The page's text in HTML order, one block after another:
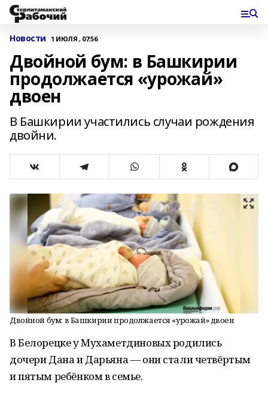
Новости 1 ИЮЛЯ , 07:56
Двойной бум: в Башкирии
продолжается «урожай»
двоен
В Башкирии участились случаи рождения
двойни.
Двойной бум: в Башкирии продолжается «урожай» двоен
В Белорецке у Мухаметдиновых родились
дочери Дана и Дарьяна — они стали четвёртым
и пятым ребёнком в семье.